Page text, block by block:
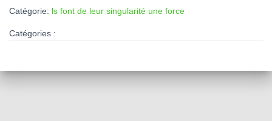
Catégorie: ls font de leur singularité une force
Catégories :